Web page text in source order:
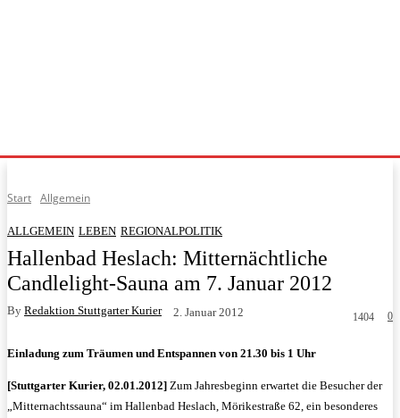
Start Allgemein
ALLGEMEIN LEBEN REGIONALPOLITIK
Hallenbad Heslach: Mitternächtliche
Candlelight-Sauna am 7. Januar 2012
By Redaktion Stuttgarter Kurier 2. Januar 2012 0
1404
Einladung zum Träumen und Entspannen von 21.30 bis 1 Uhr
[Stuttgarter Kurier, 02.01.2012] Zum Jahresbeginn erwartet die Besucher der
„Mitternachtssauna“ im Hallenbad Heslach, Mörikestraße 62, ein besonderes